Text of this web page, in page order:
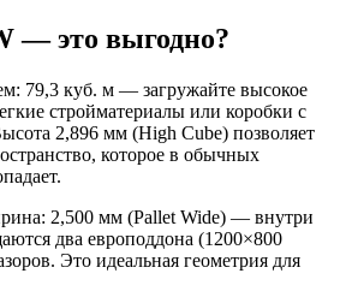
— это выгодно?
79,3 куб. м — загружайте высокое
стройматериалы или коробки с
2,896 мм (High Cube) позволяет
которое в обычных
2,500 мм (Pallet Wide) — внутри
два европоддона (1200×800
Это идеальная геометрия для